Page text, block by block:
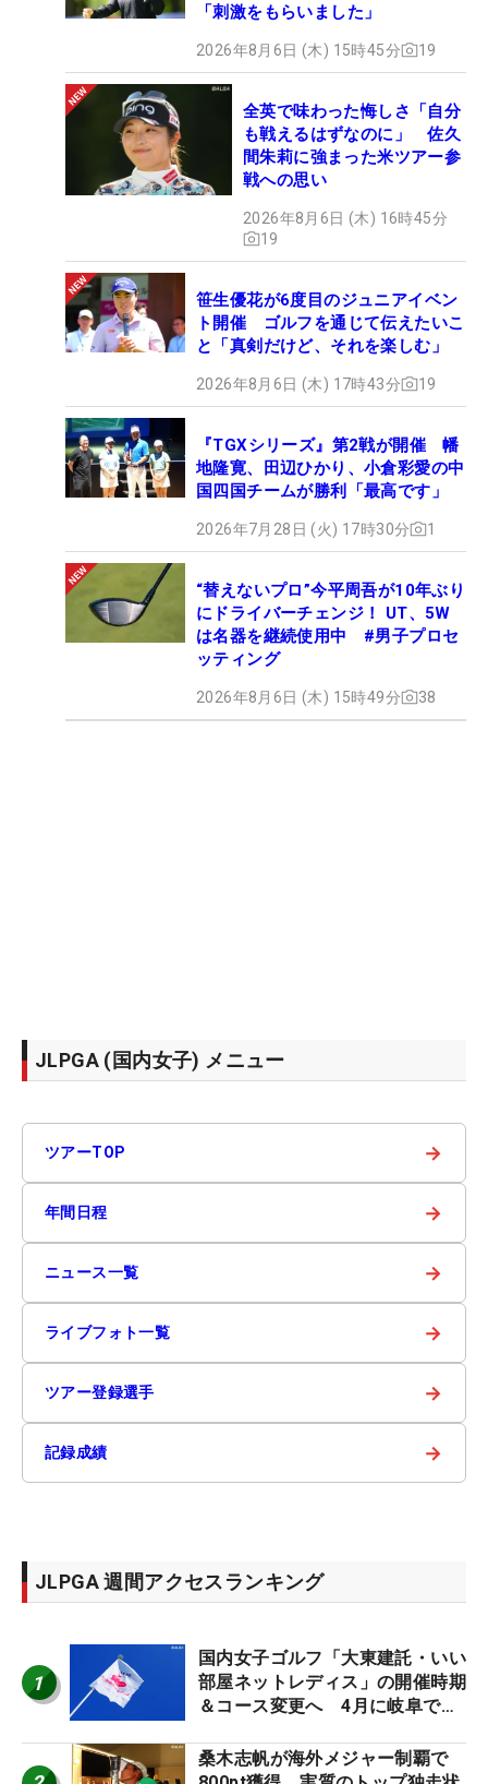
「刺激をもらいました」
2026年8月6日 (木) 15時45分 19
全英で味わった悔しさ「自分
も戦えるはずなのに」 佐久
間朱莉に強まった米ツアー参
戦への思い
2026年8月6日 (木) 16時45分
19
笹生優花が6度目のジュニアイベン
ト開催 ゴルフを通じて伝えたいこ
と「真剣だけど、それを楽しむ」
2026年8月6日 (木) 17時43分 19
『TGXシリーズ』第2戦が開催 幡
地隆寛、田辺ひかり、小倉彩愛の中
国四国チームが勝利「最高です」
2026年7月28日 (火) 17時30分 1
“替えないプロ”今平周吾が10年ぶり
にドライバーチェンジ！ UT、5W
は名器を継続使用中 #男子プロセ
ッティング
2026年8月6日 (木) 15時49分 38
JLPGA (国内女子) メニュー
ツアーTOP →
年間日程 →
ニュース一覧 →
ライブフォト一覧 →
ツアー登録選手 →
記録成績 →
JLPGA 週間アクセスランキング
1
国内女子ゴルフ「大東建託・いい
部屋ネットレディス」の開催時期
＆コース変更へ 4月に岐阜で開
桑木志帆が海外メジャー制覇で